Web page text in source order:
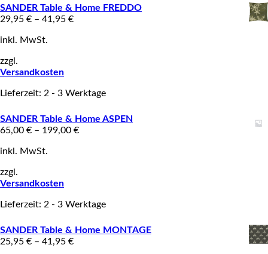
SANDER Table & Home FREDDO
29,95 € – 41,95 €
inkl. MwSt.
zzgl.
Versandkosten
Lieferzeit: 2 - 3 Werktage
SANDER Table & Home ASPEN
65,00 € – 199,00 €
inkl. MwSt.
zzgl.
Versandkosten
Lieferzeit: 2 - 3 Werktage
SANDER Table & Home MONTAGE
25,95 € – 41,95 €